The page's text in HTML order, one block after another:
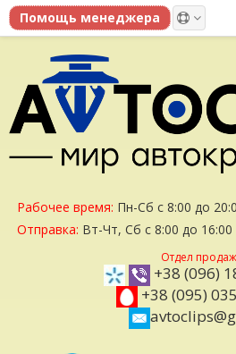
Рабочее время: Пн-Сб с 8:00 до
Отправка: Вт-Чт, Сб с 8:00 до 16:00
Отдел
+38 (096)
+38 (095)